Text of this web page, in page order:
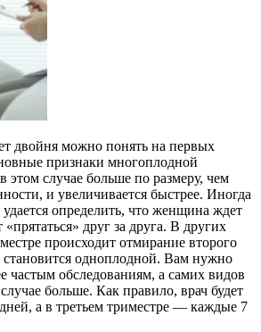
двойня можно понять на первых
признаки многоплодной
этом случае больше по размеру, чем
и увеличивается быстрее. Иногда
удается определить, что женщина ждет
друг за друга. В других
происходит отмирание второго
становится одноплодной. Вам нужно
частым обследованиям, а самих видов
больше. Как правило, врач будет
а в третьем триместре — каждые 7